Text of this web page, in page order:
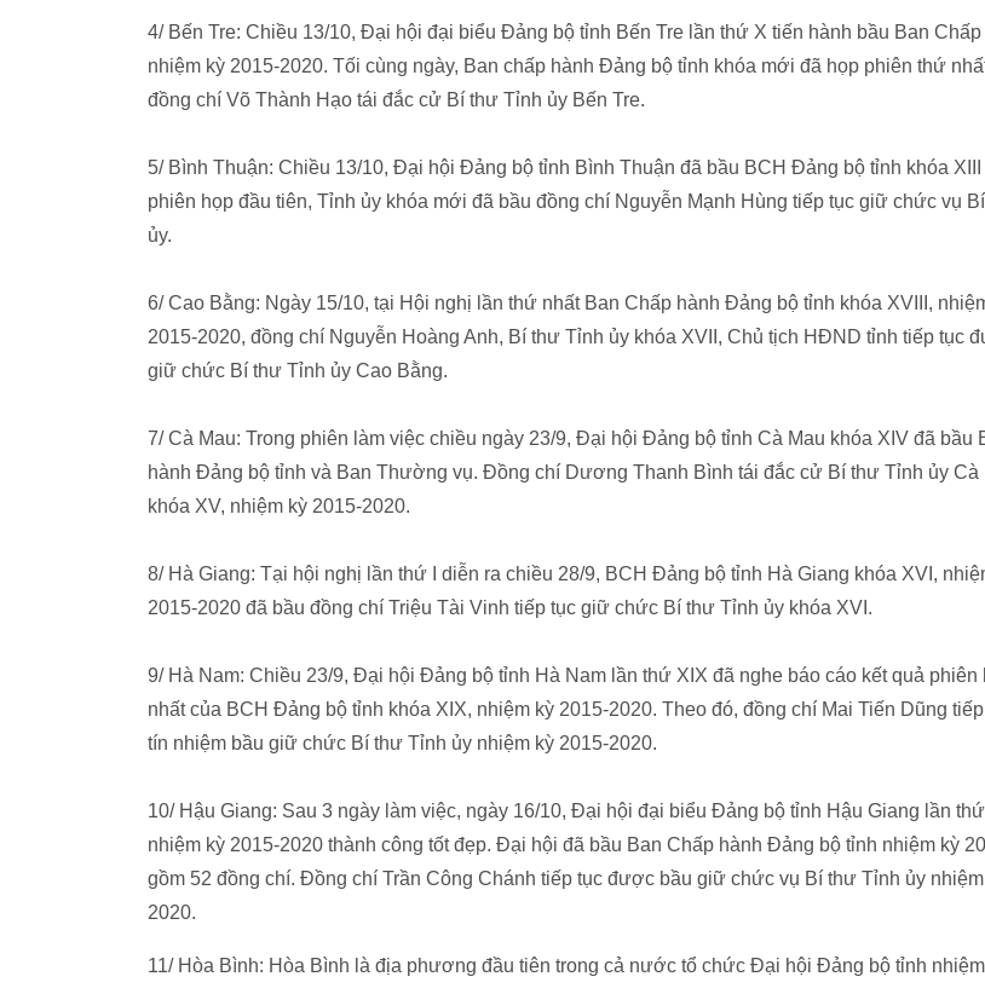
4/ Bến Tre: Chiều 13/10, Đại hội đại biểu Đảng bộ tỉnh Bến Tre lần thứ X tiến hành bầu Ban Chấp
nhiệm kỳ 2015-2020. Tối cùng ngày, Ban chấp hành Đảng bộ tỉnh khóa mới đã họp phiên thứ
đồng chí Võ Thành Hạo tái đắc cử Bí thư Tỉnh ủy Bến Tre.
5/ Bình Thuận: Chiều 13/10, Đại hội Đảng bộ tỉnh Bình Thuận đã bầu BCH Đảng bộ tỉnh khóa XIII
phiên họp đầu tiên, Tỉnh ủy khóa mới đã bầu đồng chí Nguyễn Mạnh Hùng tiếp tục giữ chức vụ
ủy.
6/ Cao Bằng: Ngày 15/10, tại Hội nghị lần thứ nhất Ban Chấp hành Đảng bộ tỉnh khóa XVIII,
2015-2020, đồng chí Nguyễn Hoàng Anh, Bí thư Tỉnh ủy khóa XVII, Chủ tịch HĐND tỉnh tiếp tục
giữ chức Bí thư Tỉnh ủy Cao Bằng.
7/ Cà Mau: Trong phiên làm việc chiều ngày 23/9, Đại hội Đảng bộ tỉnh Cà Mau khóa XIV đã bầu
hành Đảng bộ tỉnh và Ban Thường vụ. Đồng chí Dương Thanh Bình tái đắc cử Bí thư Tỉnh ủy Cà
khóa XV, nhiệm kỳ 2015-2020.
8/ Hà Giang: Tại hội nghị lần thứ I diễn ra chiều 28/9, BCH Đảng bộ tỉnh Hà Giang khóa XVI,
2015-2020 đã bầu đồng chí Triệu Tài Vinh tiếp tục giữ chức Bí thư Tỉnh ủy khóa XVI.
9/ Hà Nam: Chiều 23/9, Đại hội Đảng bộ tỉnh Hà Nam lần thứ XIX đã nghe báo cáo kết quả phiên
nhất của BCH Đảng bộ tỉnh khóa XIX, nhiệm kỳ 2015-2020. Theo đó, đồng chí Mai Tiến Dũng
tín nhiệm bầu giữ chức Bí thư Tỉnh ủy nhiệm kỳ 2015-2020.
10/ Hậu Giang: Sau 3 ngày làm việc, ngày 16/10, Đại hội đại biểu Đảng bộ tỉnh Hậu Giang lần
nhiệm kỳ 2015-2020 thành công tốt đẹp. Đại hội đã bầu Ban Chấp hành Đảng bộ tỉnh nhiệm kỳ
gồm 52 đồng chí. Đồng chí Trần Công Chánh tiếp tục được bầu giữ chức vụ Bí thư Tỉnh ủy
2020.
11/ Hòa Bình: Hòa Bình là địa phương đầu tiên trong cả nước tổ chức Đại hội Đảng bộ tỉnh